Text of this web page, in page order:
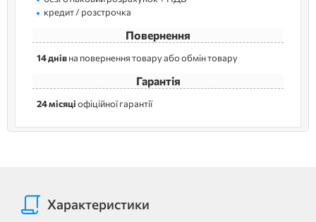
кредит / розстрочка
Повернення
14 днівна повернення товару або обмін товару
Гарантія
24 місяціофіційної гарантії
Характеристики